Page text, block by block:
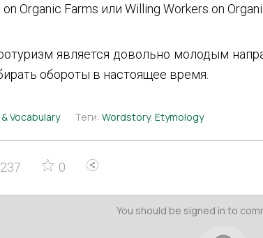
Organic Farms или Willing Workers on
является довольно молодым
обороты в настоящее время.
VocabularyТеги: Wordstory, Etymology
0
You should be signed in to